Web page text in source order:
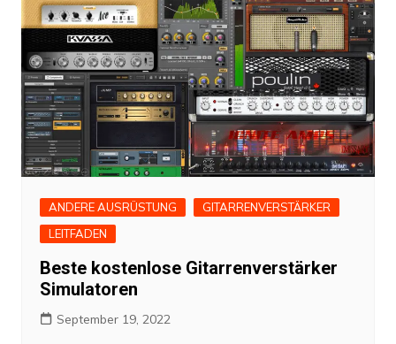
ANDERE AUSRÜSTUNG
GITARRENVERSTÄRKER
LEITFADEN
Beste kostenlose Gitarrenverstärker
Simulatoren
September 19, 2022